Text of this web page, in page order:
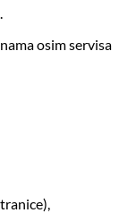
osim servisa